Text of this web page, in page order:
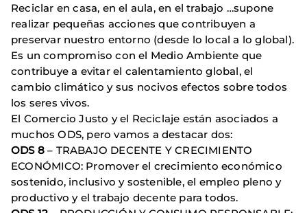
Reciclar en casa, en el aula, en el trabajo …supone
realizar pequeñas acciones que contribuyen a
preservar nuestro entorno (desde lo local a lo global).
Es un compromiso con el Medio Ambiente que
contribuye a evitar el calentamiento global, el
cambio climático y sus nocivos efectos sobre todos
los seres vivos.
El Comercio Justo y el Reciclaje están asociados a
muchos ODS, pero vamos a destacar dos:
ODS 8 – TRABAJO DECENTE Y CRECIMIENTO
ECONÓMICO: Promover el crecimiento económico
sostenido, inclusivo y sostenible, el empleo pleno y
productivo y el trabajo decente para todos.